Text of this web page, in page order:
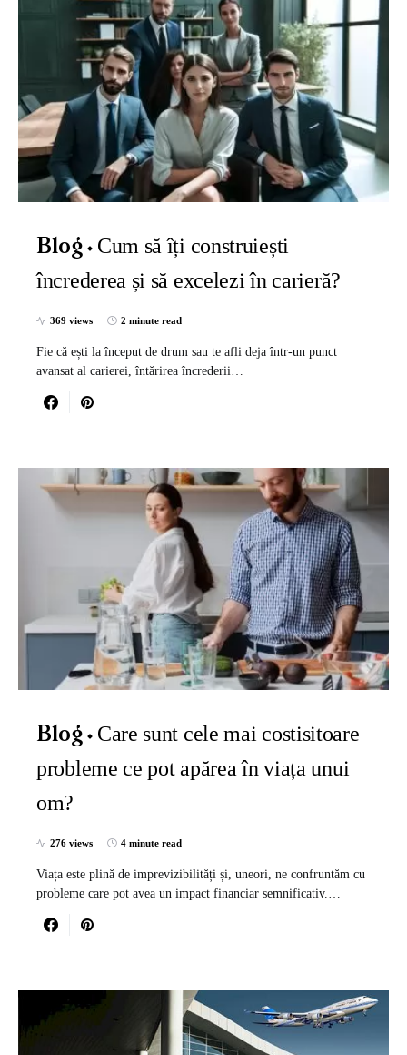
Blog
Cum să îți construiești
încrederea și să excelezi în carieră?
369 views 2 minute read
Fie că ești la început de drum sau te afli deja într-un punct
avansat al carierei, întărirea încrederii…
Blog
Care sunt cele mai costisitoare
probleme ce pot apărea în viața unui
om?
276 views 4 minute read
Viața este plină de imprevizibilități și, uneori, ne confruntăm cu
probleme care pot avea un impact financiar semnificativ.…